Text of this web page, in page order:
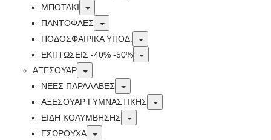
ΜΠΟΤΑΚΙ
Toggle
ΠΑΝΤΟΦΛΕΣ
Toggle
ΠΟΔΟΣΦΑΙΡΙΚΆ ΥΠΟΔ.
Toggle
ΕΚΠΤΏΣΕΙΣ -40% -50%
Toggle
ΑΞΕΣΟΥΑΡ
Toggle
ΝΕΕΣ ΠΑΡΑΛΑΒΕΣ
Toggle
ΑΞΕΣΟΥΑΡ ΓΥΜΝΑΣΤΙΚΗΣ
Toggle
ΕΙΔΗ ΚΟΛΥΜΒΗΣΗΣ
Toggle
ΕΣΩΡΟΥΧΑ
Toggle